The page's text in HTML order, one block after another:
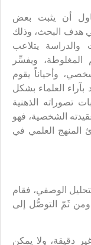
أن يثبت بعض
هدف البحث، وذلك
يتلاعب
المغلوطة، ويفسِّر
وأحياناً يقوم
بآراء العلماء بشكل
تصوراته الذهنية
الشخصية، فهو
المنهج العلمي في
الوصفي، فقام
ومن ثَمّ التوصُّل إلى
دقيقة، ولا يمكن